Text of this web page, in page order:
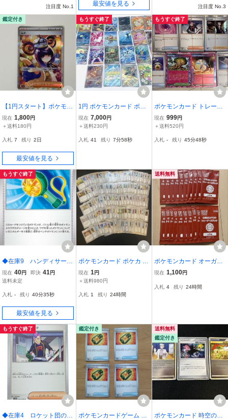
注目度 No.1 最安値を見る 注目度 No.3
鑑定付き
【1円スタート】ポケモン
カード ムク SAR 117/081
M5 サポート トレーナー
現在 1,800円
＋送料180円
入札 7 残り 2日
最安値を見る
もうすぐ終了
1円 ポケモンカード ポケ
カ ポケットモンスター S
AR SR AR UR まとめ ど
ター リーリエのアブリボ
現在 7,000円
＋送料230円
入札 41 残り 7分57秒
もうすぐ終了
ポケモンカード トレーナ
ーズ・特殊エネルギーな
ど約700枚 大量 まとめ売
サカキ
現在 999円
＋送料520円
入札 - 残り 45分47秒
もうすぐ終了
◆在庫9 ハンディサーキ
ュレーター トレーナー
ズ ポケモンのどうぐ
現在 40円 即決 41 円
送料未定
入札 - 残り 40分34秒
最安値を見る
ポケモンカード ポケカ 旧
弾 トレーナーズ 250枚以
上 ADV PCG PT DP LEG
卸
現在 1 円
＋送料980円
入札 1 残り 24時間
送料無料
ポケモンカード オーガナ
イザー 公認自主イベント
封20パック 非売品
現在 1,100円
入札 4 残り 24時間
もうすぐ終了
◆在庫4 ロケット団のラ
鑑定付き
ポケモンカードゲーム ス
送料無料
鑑定付き
ポケモンカード 時空のゆ